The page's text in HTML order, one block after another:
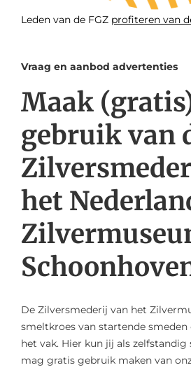
Leden van de FGZ profiteren van
Vraag en aanbod advertenties
Maak
gebruik van
het
De Zilversmederij van het
smeltkroes van startende smeden
het vak. Hier kun jij als zelfstandig
mag gratis gebruik maken van